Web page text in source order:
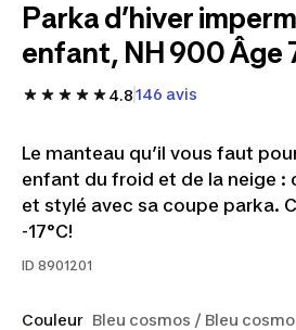
Parka d’hiver
enfant, NH 900 Âge
4.8146 avis
Le manteau qu’il vous faut
enfant du froid et de la neige :
et stylé avec sa coupe parka.
-17°C!
ID 8901201
Couleur Bleu cosmos / Bleu